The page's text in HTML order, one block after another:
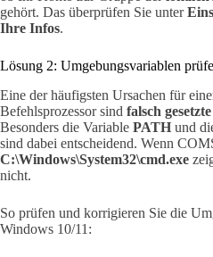
gehört. Das überprüfen Sie unter
Ihre Infos.
Lösung 2: Umgebungsvariablen
Eine der häufigsten Ursachen für
Befehlsprozessor sind falsch
Besonders die Variable PATH und
sind dabei entscheidend. Wenn
C:\Windows\System32\cmd.exe
nicht.
So prüfen und korrigieren Sie die
Windows 10/11: